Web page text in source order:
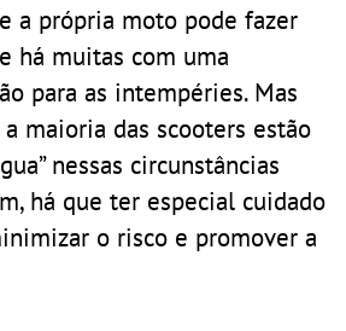
a própria moto pode fazer
há muitas com uma
para as intempéries. Mas
a maioria das scooters estão
nessas circunstâncias
há que ter especial cuidado
o risco e promover a